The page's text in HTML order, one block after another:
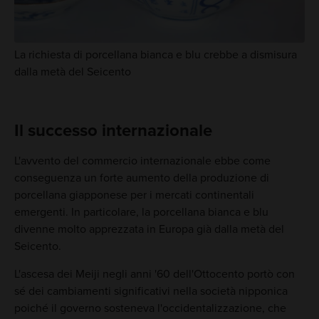
La richiesta di porcellana bianca e blu crebbe a dismisura
dalla metà del Seicento
Il successo internazionale
L'avvento del commercio internazionale ebbe come
conseguenza un forte aumento della produzione di
porcellana giapponese per i mercati continentali
emergenti. In particolare, la porcellana bianca e blu
divenne molto apprezzata in Europa già dalla metà del
Seicento.
L'ascesa dei Meiji negli anni '60 dell'Ottocento portò con
sé dei cambiamenti significativi nella società nipponica
poiché il governo sosteneva l'occidentalizzazione, che